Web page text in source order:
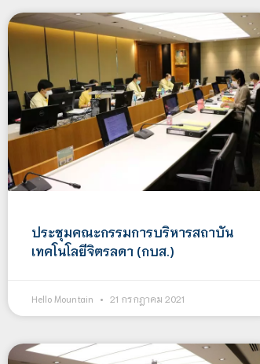
ประชุมคณะกรรมการบริหารสถาบัน
เทคโนโลยีจิตรลดา (กบส.)
Hello Mountain 21 กรกฎาคม 2021